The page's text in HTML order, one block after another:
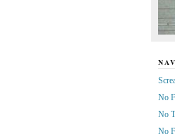
No
No
No